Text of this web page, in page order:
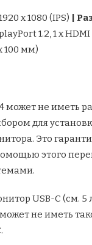
x 1080 (IPS) |
1.2, 1 х HDMI
100 мм)
может не иметь
для
Это
этого
USB-C (см.
может не иметь